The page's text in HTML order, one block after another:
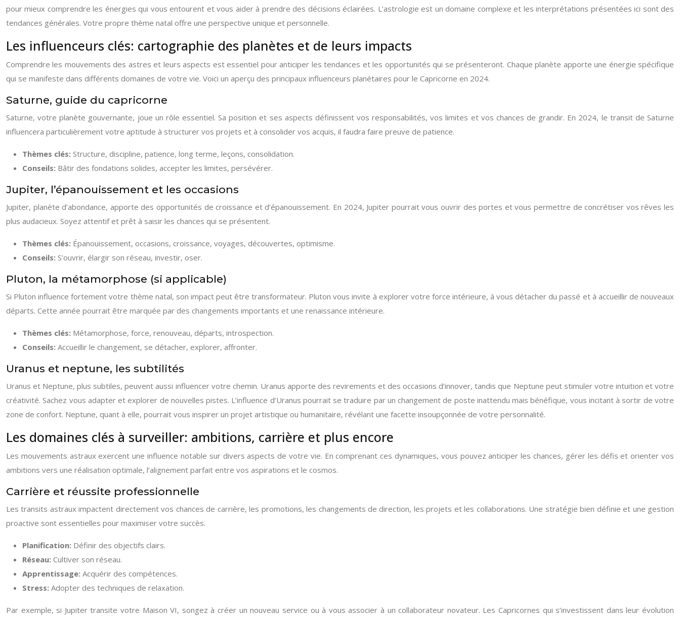
pour mieux comprendre les énergies qui vous entourent et vous aider à prendre des décisions éclairées. L’astrologie est un domaine complexe et les interprétations présentées ici sont des
tendances générales. Votre propre thème natal offre une perspective unique et personnelle.
Les influenceurs clés: cartographie des planètes et de leurs impacts
Comprendre les mouvements des astres et leurs aspects est essentiel pour anticiper les tendances et les opportunités qui se présenteront. Chaque planète apporte une énergie spécifique
qui se manifeste dans différents domaines de votre vie. Voici un aperçu des principaux influenceurs planétaires pour le Capricorne en 2024.
Saturne, guide du capricorne
Saturne, votre planète gouvernante, joue un rôle essentiel. Sa position et ses aspects définissent vos responsabilités, vos limites et vos chances de grandir. En 2024, le transit de Saturne
influencera particulièrement votre aptitude à structurer vos projets et à consolider vos acquis, il faudra faire preuve de patience.
Thèmes clés: Structure, discipline, patience, long terme, leçons, consolidation.
Conseils: Bâtir des fondations solides, accepter les limites, persévérer.
Jupiter, l’épanouissement et les occasions
Jupiter, planète d’abondance, apporte des opportunités de croissance et d’épanouissement. En 2024, Jupiter pourrait vous ouvrir des portes et vous permettre de concrétiser vos rêves les
plus audacieux. Soyez attentif et prêt à saisir les chances qui se présentent.
Thèmes clés: Épanouissement, occasions, croissance, voyages, découvertes, optimisme.
Conseils: S’ouvrir, élargir son réseau, investir, oser.
Pluton, la métamorphose (si applicable)
Si Pluton influence fortement votre thème natal, son impact peut être transformateur. Pluton vous invite à explorer votre force intérieure, à vous détacher du passé et à accueillir de nouveaux
départs. Cette année pourrait être marquée par des changements importants et une renaissance intérieure.
Thèmes clés: Métamorphose, force, renouveau, départs, introspection.
Conseils: Accueillir le changement, se détacher, explorer, affronter.
Uranus et neptune, les subtilités
Uranus et Neptune, plus subtiles, peuvent aussi influencer votre chemin. Uranus apporte des revirements et des occasions d’innover, tandis que Neptune peut stimuler votre intuition et votre
créativité. Sachez vous adapter et explorer de nouvelles pistes. L’influence d’Uranus pourrait se traduire par un changement de poste inattendu mais bénéfique, vous incitant à sortir de votre
zone de confort. Neptune, quant à elle, pourrait vous inspirer un projet artistique ou humanitaire, révélant une facette insoupçonnée de votre personnalité.
Les domaines clés à surveiller: ambitions, carrière et plus encore
Les mouvements astraux exercent une influence notable sur divers aspects de votre vie. En comprenant ces dynamiques, vous pouvez anticiper les chances, gérer les défis et orienter vos
ambitions vers une réalisation optimale, l’alignement parfait entre vos aspirations et le cosmos.
Carrière et réussite professionnelle
Les transits astraux impactent directement vos chances de carrière, les promotions, les changements de direction, les projets et les collaborations. Une stratégie bien définie et une gestion
proactive sont essentielles pour maximiser votre succès.
Planification: Définir des objectifs clairs.
Réseau: Cultiver son réseau.
Apprentissage: Acquérir des compétences.
Stress: Adopter des techniques de relaxation.
Par exemple, si Jupiter transite votre Maison VI, songez à créer un nouveau service ou à vous associer à un collaborateur novateur. Les Capricornes qui s’investissent dans leur évolution